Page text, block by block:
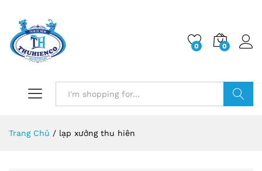
0 0
Trang Chủ / lạp xưởng thu hiên